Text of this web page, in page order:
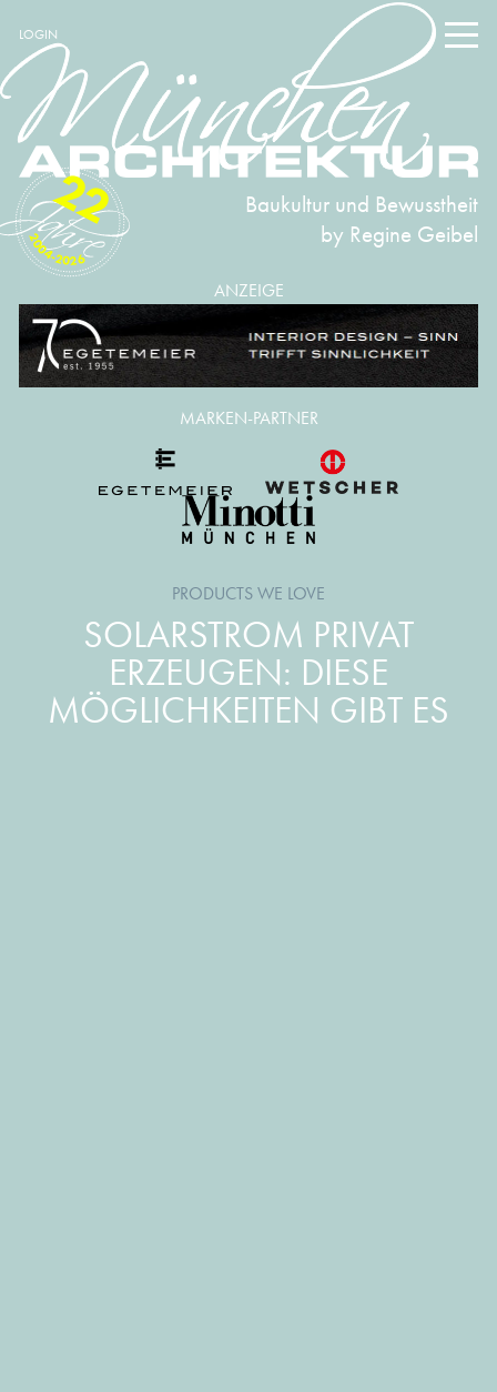
LOGIN
Baukultur und Bewusstheit
by Regine Geibel
2004-2026
22
ANZEIGE
PRODUCTS WE LOVE
SOLARSTROM PRIVAT
ERZEUGEN: DIESE
MÖGLICHKEITEN GIBT ES